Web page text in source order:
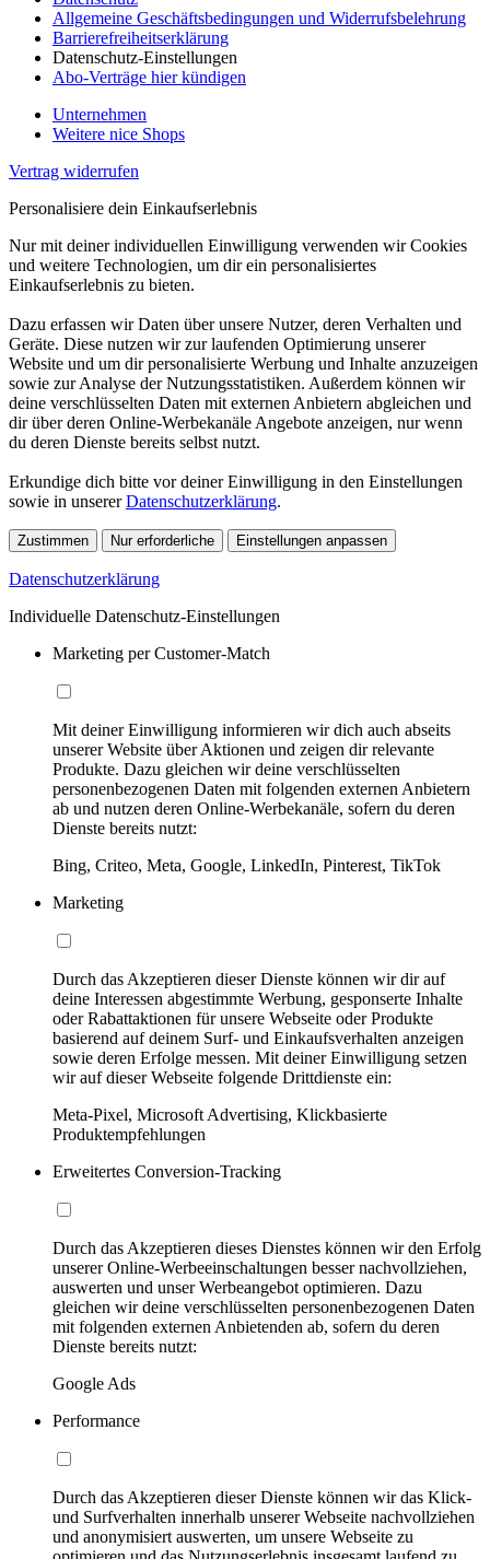
Allgemeine Geschäftsbedingungen und Widerrufsbelehrung
Barrierefreiheitserklärung
Datenschutz-Einstellungen
Abo-Verträge hier kündigen
Unternehmen
Weitere nice Shops
Vertrag widerrufen
Personalisiere dein Einkaufserlebnis
Nur mit deiner individuellen Einwilligung verwenden wir Cookies
und weitere Technologien, um dir ein personalisiertes
Einkaufserlebnis zu bieten.
Dazu erfassen wir Daten über unsere Nutzer, deren Verhalten und
Geräte. Diese nutzen wir zur laufenden Optimierung unserer
Website und um dir personalisierte Werbung und Inhalte anzuzeigen
sowie zur Analyse der Nutzungsstatistiken. Außerdem können wir
deine verschlüsselten Daten mit externen Anbietern abgleichen und
dir über deren Online-Werbekanäle Angebote anzeigen, nur wenn
du deren Dienste bereits selbst nutzt.
Erkundige dich bitte vor deiner Einwilligung in den Einstellungen
sowie in unsererDatenschutzerklärung.
Zustimmen Nur erforderliche Einstellungen anpassen
Datenschutzerklärung
Individuelle Datenschutz-Einstellungen
Marketing per Customer-Match
Mit deiner Einwilligung informieren wir dich auch abseits
unserer Website über Aktionen und zeigen dir relevante
Produkte. Dazu gleichen wir deine verschlüsselten
personenbezogenen Daten mit folgenden externen Anbietern
ab und nutzen deren Online-Werbekanäle, sofern du deren
Dienste bereits nutzt:
Bing, Criteo, Meta, Google, LinkedIn, Pinterest, TikTok
Marketing
Durch das Akzeptieren dieser Dienste können wir dir auf
deine Interessen abgestimmte Werbung, gesponserte Inhalte
oder Rabattaktionen für unsere Webseite oder Produkte
basierend auf deinem Surf- und Einkaufsverhalten anzeigen
sowie deren Erfolge messen. Mit deiner Einwilligung setzen
wir auf dieser Webseite folgende Drittdienste ein:
Meta-Pixel, Microsoft Advertising, Klickbasierte
Produktempfehlungen
Erweitertes Conversion-Tracking
Durch das Akzeptieren dieses Dienstes können wir den Erfolg
unserer Online-Werbeeinschaltungen besser nachvollziehen,
auswerten und unser Werbeangebot optimieren. Dazu
gleichen wir deine verschlüsselten personenbezogenen Daten
mit folgenden externen Anbietenden ab, sofern du deren
Dienste bereits nutzt:
Google Ads
Performance
Durch das Akzeptieren dieser Dienste können wir das Klick-
und Surfverhalten innerhalb unserer Webseite nachvollziehen
und anonymisiert auswerten, um unsere Webseite zu